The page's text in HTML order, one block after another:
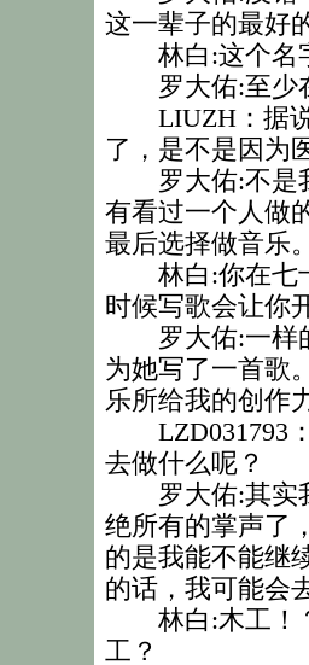
这一辈子的最好
林白:这个名
罗大佑:至少在
LIUZH：据说
了，是不是因为
罗大佑:不是我
有看过一个人做
最后选择做音乐
林白:你在七十
时候写歌会让你
罗大佑:一样的
为她写了一首歌
乐所给我的创作
LZD031793：
去做什么呢？
罗大佑:其实我
绝所有的掌声了
的是我能不能继
的话，我可能会
林白:木工！？
工？